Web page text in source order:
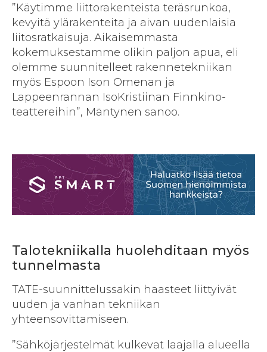
”Käytimme liittorakenteista teräsrunkoa,
kevyitä ylärakenteita ja aivan uudenlaisia
liitosratkaisuja. Aikaisemmasta
kokemuksestamme olikin paljon apua, eli
olemme suunnitelleet rakennetekniikan
myös Espoon Ison Omenan ja
Lappeenrannan IsoKristiinan Finnkino-
teattereihin”, Mäntynen sanoo.
Talotekniikalla huolehditaan myös
tunnelmasta
TATE-suunnittelussakin haasteet liittyivät
uuden ja vanhan tekniikan
yhteensovittamiseen.
”Sähköjärjestelmät kulkevat laajalla alueella